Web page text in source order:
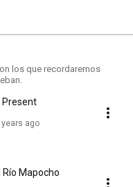
los que recordaremos
Present
years ago
Río Mapocho